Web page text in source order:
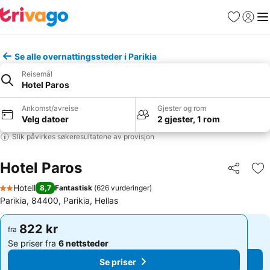
Favoritter
Logg
Se alle overnattingssteder i Parikia
Reisemål
Hotel Paros
Ankomst/avreise
Velg datoer
Gjester og rom
2 gjester, 1 rom
Slik påvirkes søkeresultatene av provisjon
Hotel Paros Del
2 Stjerner
Hotell 8,7 Fantastisk (626 vurderinger)
Parikia, 84400, Parikia, Hellas
fra 822 kr
Se priser fra 6 nettsteder
Se priser
fra 822 kr
Se priser fra 6 nettsteder
Se priser